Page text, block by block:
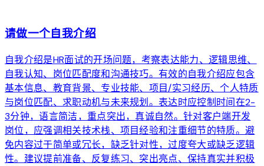
请做一个自我介绍
自我介绍是HR面试的开场问题，考察表达能力、逻辑思维、
自我认知、岗位匹配度和沟通技巧。有效的自我介绍应包含
基本信息、教育背景、专业技能、项目/实习经历、个人特质
与岗位匹配、求职动机与未来规划。表达时应控制时间在2-
3分钟，语言简洁，重点突出，真诚自然。针对客户端开发
岗位，应强调相关技术栈、项目经验和注重细节的特质。避
免内容过于简单或冗长，缺乏针对性，过度夸大或缺乏逻辑
性。建议提前准备、反复练习、突出亮点、保持真实并积极